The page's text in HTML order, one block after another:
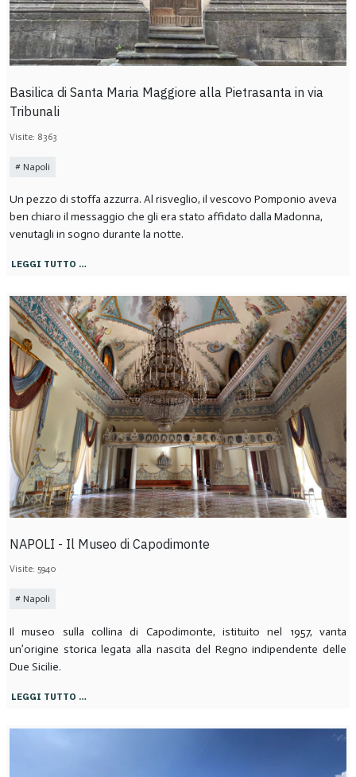
Basilica di Santa Maria Maggiore alla Pietrasanta in via
Tribunali
Visite: 8363
Napoli
Un pezzo di stoffa azzurra. Al risveglio, il vescovo Pomponio aveva
ben chiaro il messaggio che gli era stato affidato dalla Madonna,
venutagli in sogno durante la notte.
LEGGI TUTTO …
NAPOLI - Il Museo di Capodimonte
Visite: 5940
Napoli
Il museo sulla collina di Capodimonte, istituito nel 1957, vanta
un’origine storica legata alla nascita del Regno indipendente delle
Due Sicilie.
LEGGI TUTTO …